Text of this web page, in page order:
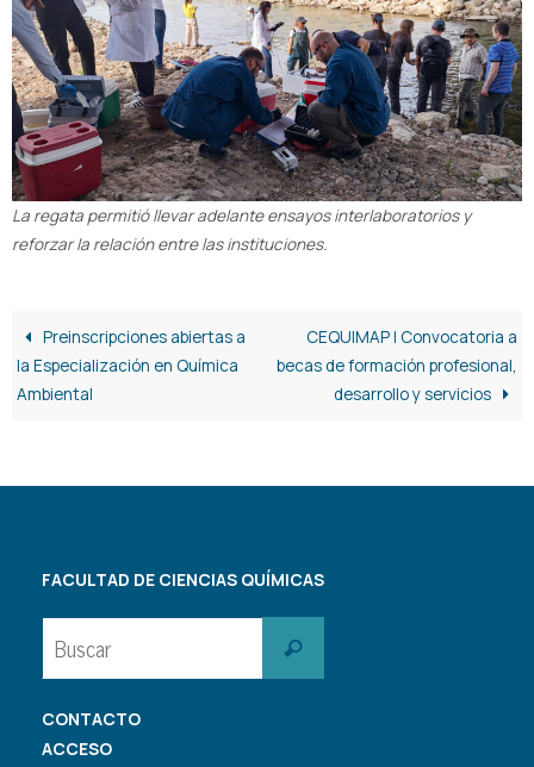
La regata permitió llevar adelante ensayos interlaboratorios y
reforzar la relación entre las instituciones.
Preinscripciones abiertas a
la Especialización en Química
Ambiental
CEQUIMAP | Convocatoria a
becas de formación profesional,
desarrollo y servicios
FACULTAD DE CIENCIAS QUÍMICAS
Buscar
CONTACTO
ACCESO